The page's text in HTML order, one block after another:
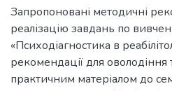
Запропоновані методичні
реалізацію завдань по
«Психодіагностика в
рекомендації для
практичним матеріалом до